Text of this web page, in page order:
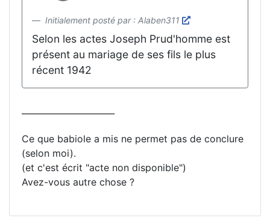
Initialement posté par : Alaben311
Selon les actes Joseph Prud'homme est
présent au mariage de ses fils le plus
récent 1942
Ce que babiole a mis ne permet pas de conclure
(selon moi).
(et c'est écrit "acte non disponible")
Avez-vous autre chose ?